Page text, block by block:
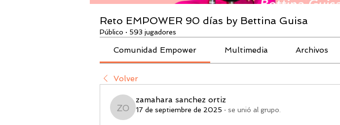
Reto EMPOWER 90 días by Bettina Guisa
Público · 593 jugadores
Comunidad Empower Multimedia Archivos
Volver
zamahara sanchez ortiz
zamahara sanchez ortiz
17 de septiembre de 2025 · se unió al grupo.